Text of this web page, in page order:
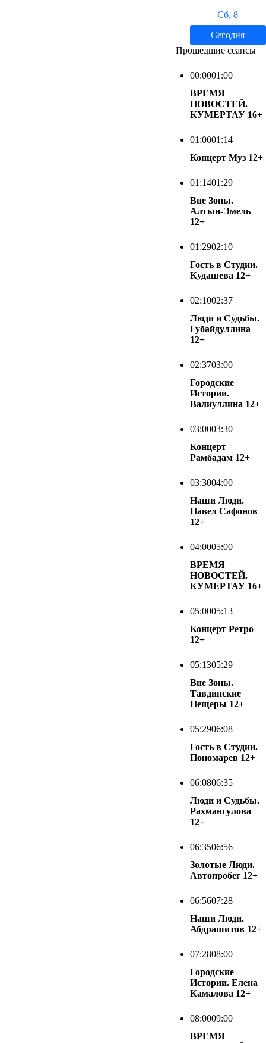
Сб, 8
Сегодня
Прошедшие сеансы
00:0001:00
ВРЕМЯ
НОВОСТЕЙ.
КУМЕРТАУ 16+
01:0001:14
Концерт Муз 12+
01:1401:29
Вне Зоны.
Алтын-Эмель
12+
01:2902:10
Гость в Студии.
Кудашева 12+
02:1002:37
Люди и Судьбы.
Губайдуллина
12+
02:3703:00
Городские
Истории.
Валиуллина 12+
03:0003:30
Концерт
Рамбадам 12+
03:3004:00
Наши Люди.
Павел Сафонов
12+
04:0005:00
ВРЕМЯ
НОВОСТЕЙ.
КУМЕРТАУ 16+
05:0005:13
Концерт Ретро
12+
05:1305:29
Вне Зоны.
Тавдинские
Пещеры 12+
05:2906:08
Гость в Студии.
Пономарев 12+
06:0806:35
Люди и Судьбы.
Рахмангулова
12+
06:3506:56
Золотые Люди.
Автопробег 12+
06:5607:28
Наши Люди.
Абдрашитов 12+
07:2808:00
Городские
Истории. Елена
Камалова 12+
08:0009:00
ВРЕМЯ